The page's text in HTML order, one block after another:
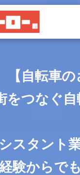
【自転車
をつなぐ
スタント
験からで